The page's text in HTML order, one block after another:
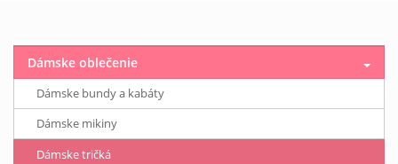
Dámske oblečenie
Dámske bundy a kabáty
Dámske mikiny
Dámske tričká